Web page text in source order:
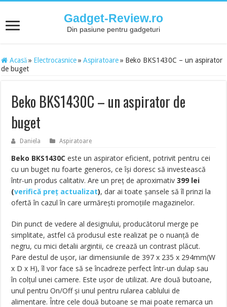
Gadget-Review.ro
Din pasiune pentru gadgeturi
Acasă » Electrocasnice » Aspiratoare » Beko BKS1430C – un aspirator
de buget
Beko BKS1430C – un aspirator de
buget
Daniela Aspiratoare
Beko BKS1430Ceste un aspirator eficient, potrivit pentru cei
cu un buget nu foarte generos, ce își doresc să investească
într-un produs calitativ. Are un preț de aproximativ399 lei
(verifică preț actualizat), dar ai toate șansele să îl prinzi la
ofertă în cazul în care urmărești promoțiile magazinelor.
Din punct de vedere al designului, producătorul merge pe
simplitate, astfel că produsul este realizat pe o nuanță de
negru, cu mici detalii argintii, ce crează un contrast plăcut.
Pare destul de ușor, iar dimensiunile de 397 x 235 x 294mm(W
x D x H), îl vor face să se încadreze perfect într-un dulap sau
în colțul unei camere. Este ușor de utilizat. Are două butoane,
unul pentru On/Off și unul pentru rularea cablului de
alimentare. Între cele două butoane se mai poate remarca un